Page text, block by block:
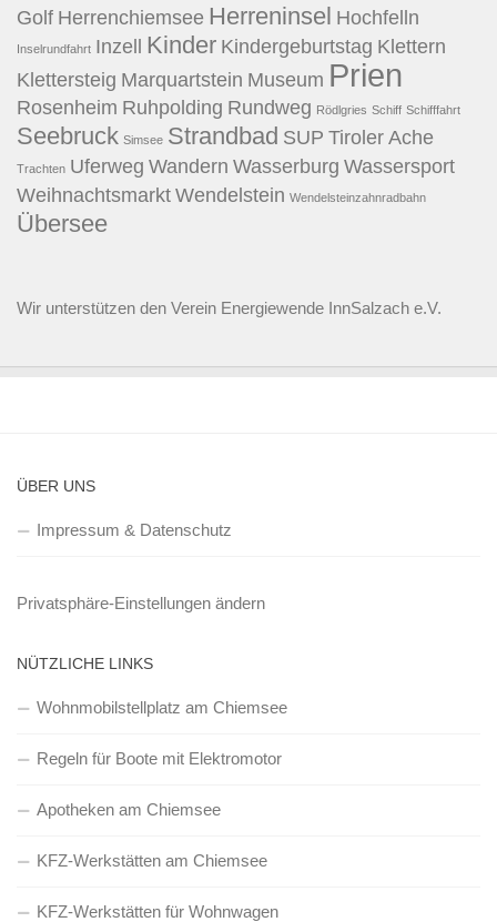
Golf Herrenchiemsee Herreninsel Hochfelln
Inselrundfahrt Inzell Kinder Kindergeburtstag Klettern
Klettersteig Marquartstein Museum Prien
Rosenheim Ruhpolding Rundweg Rödlgries Schiff Schifffahrt
Seebruck Simsee Strandbad SUP Tiroler Ache
Trachten Uferweg Wandern Wasserburg Wassersport
Weihnachtsmarkt Wendelstein Wendelsteinzahnradbahn
Übersee
Wir unterstützen den Verein Energiewende InnSalzach e.V.
ÜBER UNS
Impressum & Datenschutz
Privatsphäre-Einstellungen ändern
NÜTZLICHE LINKS
Wohnmobilstellplatz am Chiemsee
Regeln für Boote mit Elektromotor
Apotheken am Chiemsee
KFZ-Werkstätten am Chiemsee
KFZ-Werkstätten für Wohnwagen